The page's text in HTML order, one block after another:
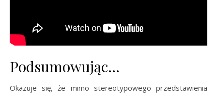
Podsumowując…
Okazuje się, że mimo stereotypowego przedstawienia